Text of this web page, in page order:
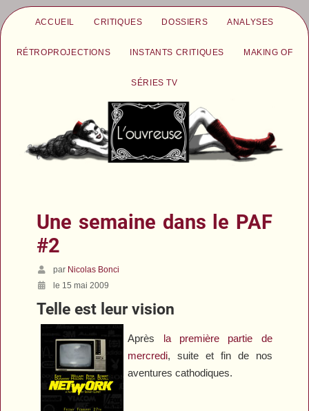
ACCUEIL CRITIQUES DOSSIERS ANALYSES
RÉTROPROJECTIONS INSTANTS CRITIQUES MAKING OF
SÉRIES TV
Une semaine dans le PAF
#2
par Nicolas Bonci
le 15 mai 2009
Telle est leur vision
Après la première partie de
mercredi, suite et fin de nos
aventures cathodiques.